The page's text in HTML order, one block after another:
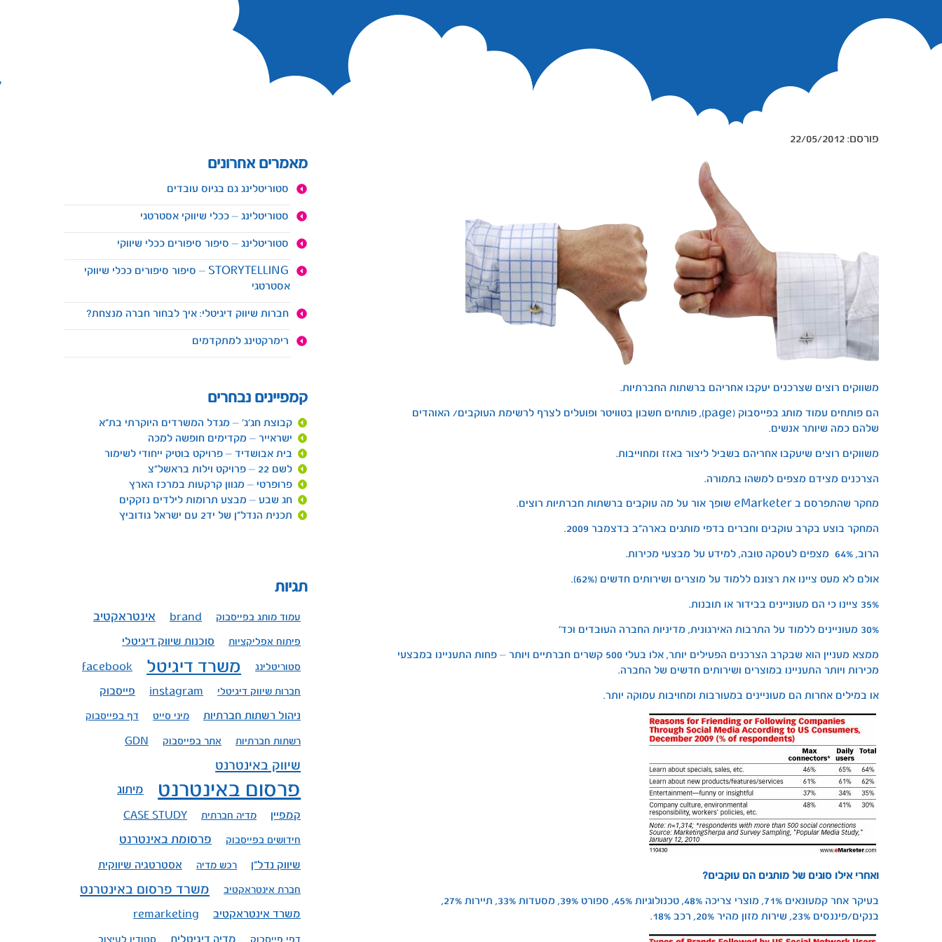
22/05/2012 :פורסם
משווקים רוצים שצרכנים יעקבו אחריהם ברשתות החברתיות.
הם פותחים עמוד מותג בפייסבוק (page), פותחים חשבון בטוויטר ופועלים לצרף לרשימת העוקבים/ האוהדים
שלהם כמה שיותר אנשים.
משווקים רוצים שיעקבו אחריהם בשביל ליצור באזז ומחוייבות.
הצרכנים מצידם מצפים למשהו בתמורה.
מחקר שהתפרסם ב eMarketer שופך אור על מה עוקבים ברשתות חברתיות רוצים.
המחקר בוצע בקרב עוקבים וחברים בדפי מותגים בארה”ב בדצמבר 2009.
הרוב, 64% מצפים לעסקה טובה, למידע על מבצעי מכירות.
אולם לא מעט ציינו את רצונם ללמוד על מוצרים ושירותים חדשים (62%).
35% ציינו כי הם מעוניינים בבידור או תובנות.
30% מעוניינים ללמוד על התרבות האירגונית, מדיניות החברה העובדים וכד’
ממצא מעניין הוא שבקרב הצרכנים הפעילים יותר, אלו בעלי 500 קשרים חברתיים ויותר – פחות התעניינו במבצעי
מכירות ויותר התעניינו במוצרים ושירותים חדשים של החברה.
או במילים אחרות הם מעוניינים במעורבות ומחויבות עמוקה יותר.
ואחרי אילו סוגים של מותגים הם עוקבים?
בעיקר אחר קמעונאים 71%, מוצרי צריכה 48%, טכנולוגיות 45%, ספורט 39%, מסעדות 33%, תיירות 27%,
בנקים/פיננסים 23%, שירות מזון מהיר 20%, רכב 18%.
מאמרים אחרונים
סטוריטלינג גם בגיוס עובדים
סטוריטלינג – ככלי שיווקי אסטרטגי
סטוריטלינג – סיפור סיפורים ככלי שיווקי
STORYTELLING – סיפור סיפורים ככלי שיווקי
אסטרטגי
חברות שיווק דיגיטלי: איך לבחור חברה מנצחת?
רימרקטינג למתקדמים
קמפיינים נבחרים
קבוצת חג'ג' – מגדל המשרדים היוקרתי בת"א
ישראייר – מקדימים חופשה למכה
בית אבושדיד – פרויקט בוטיק ייחודי לשימור
לשם 22 – פרויקט וילות בראשל"צ
פרופרטי – מגוון קרקעות במרכז הארץ
חג שבע – מבצע תרומות לילדים נזקקים
תכנית הנדל"ן של יד2 עם ישראל גודוביץ
תגיות
עמוד מותג בפייסבוק brand אינטראקטיב
פיתוח אפליקציות סוכנות שיווק דיגיטלי
סטוריטלינג משרד דיגיטל facebook
חברות שיווק דיגיטלי instagram פייסבוק
ניהול רשתות חברתיות מיני סייט דף בפייסבוק
רשתות חברתיות אתר בפייסבוק GDN
שיווק באינטרנט
פרסום באינטרנט מיתוג
קמפיין מדיה חברתית CASE STUDY
חידושים בפייסבוק פרסומת באינטרנט
שיווק נדל"ן רכש מדיה אסטרטגיה שיווקית
חברת אינטראקטיב משרד פרסום באינטרנט
משרד אינטראקטיב remarketing
דפי פייסבוק מדיה דיגיטלית סטודיו לעיצוב